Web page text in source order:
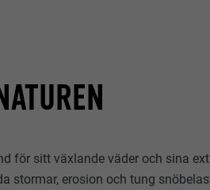
för sitt växlande väder och sina
stormar, erosion och tung